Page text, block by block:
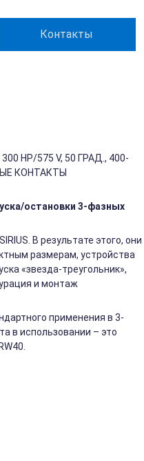
Контакты
HP/575 V, 50 ГРАД., 400-
КОНТАКТЫ
остановки 3-фазных
В результате этого, они
размерам, устройства
«звезда-треугольник»,
и монтаж
применения в 3-
в использовании – это